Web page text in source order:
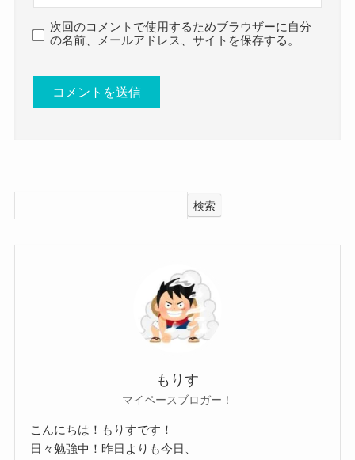
かなり音楽に対する思いは強いと思われます。
クー
メンバー同士の仲がかなりいいみたいなので、
メンバーにおめでたいことがあれば発表すると考
ないのは間違い無いでしょう。
もりもとさな(カネヨリマサル)の彼氏は？
次回のコメントで使用するためブラウザーに自分
の名前、メールアドレス、サイトを保存する。
検索
もりす
マイペースブロガー！
こんにちは！もりすです！
日々勉強中！昨日よりも今日、